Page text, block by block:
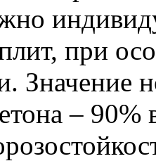
при
Значение
– 90%